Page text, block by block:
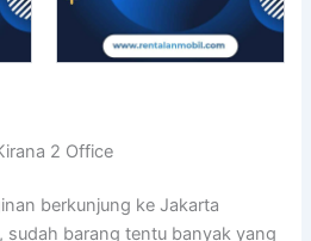
2 Office
berkunjung ke Jakarta
sudah barang tentu banyak yang